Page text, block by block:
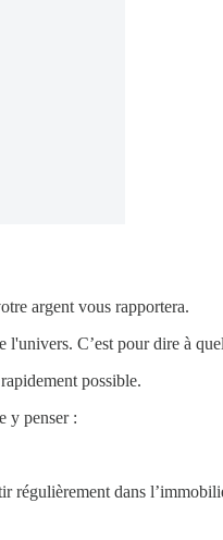
argent vous rapportera.
C’est pour dire à
possible.
y penser :
dans